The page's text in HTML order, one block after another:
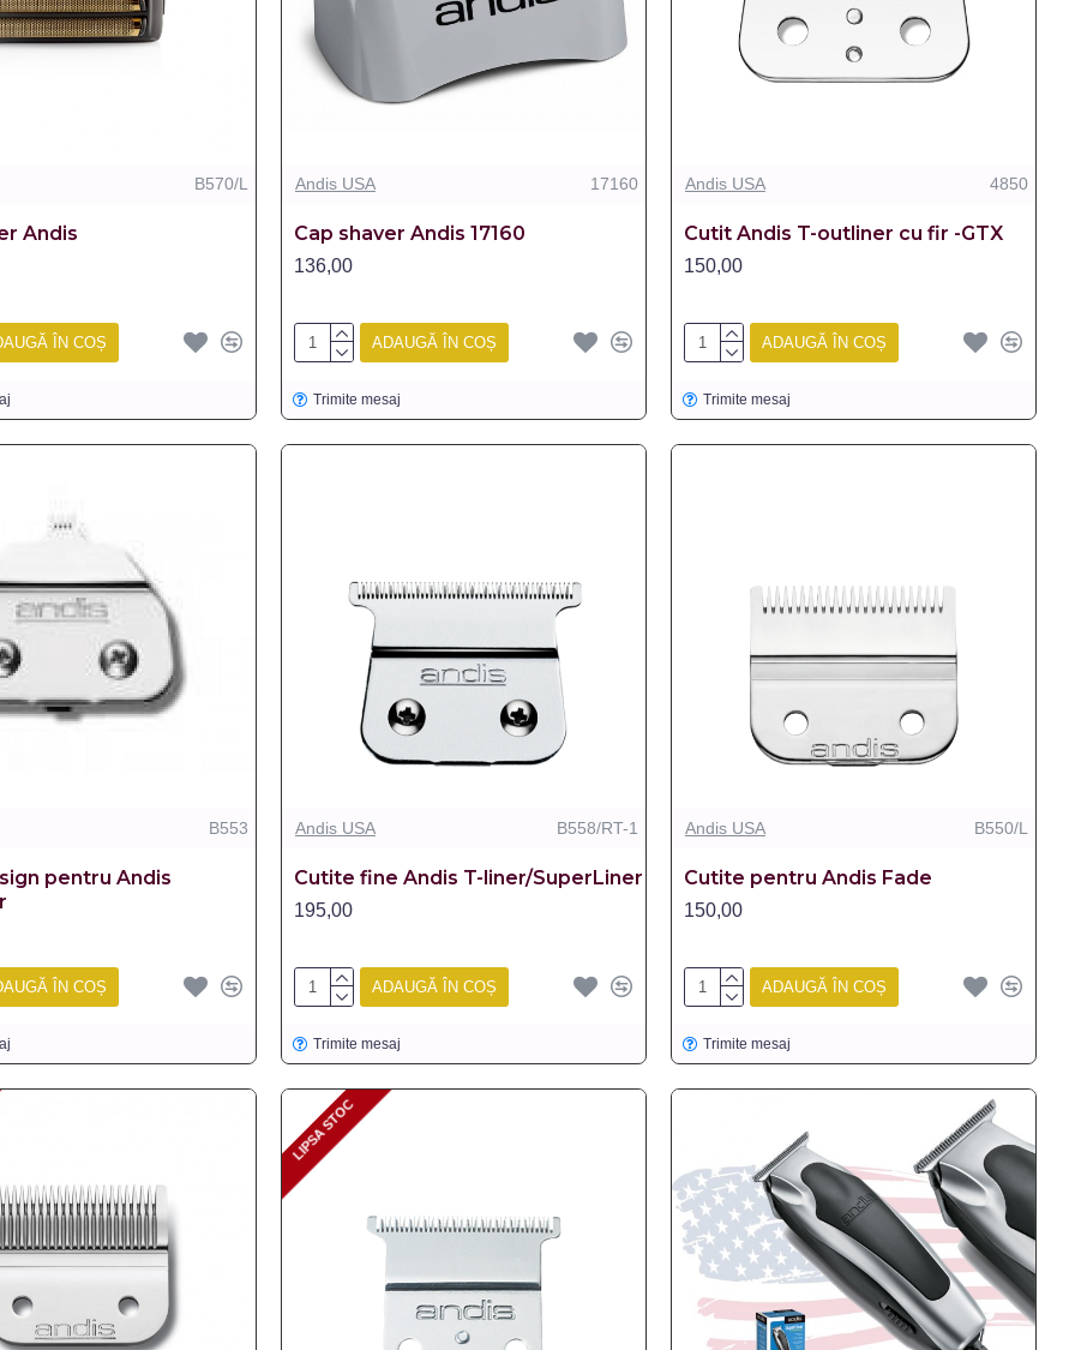
B570/L
Andis
ÎN COȘ
Andis USA 17160
Cap shaver Andis 17160
136,00
ADAUGĂ ÎN COȘ
Trimite mesaj
Andis USA 4850
Cutit Andis T-outliner cu fir -GTX
150,00
ADAUGĂ ÎN COȘ
Trimite mesaj
B553
pentru Andis
ÎN COȘ
Andis USA B558/RT-1
Cutite fine Andis T-liner/SuperLiner
195,00
ADAUGĂ ÎN COȘ
Trimite mesaj
Andis USA B550/L
Cutite pentru Andis Fade
150,00
ADAUGĂ ÎN COȘ
Trimite mesaj
LIPSA STOC
LIPSA STOC